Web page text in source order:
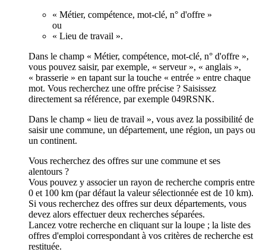
« Métier, compétence, mot-clé, n° d'offre »
ou
« Lieu de travail ».
Dans le champ « Métier, compétence, mot-clé, n° d'offre »,
vous pouvez saisir, par exemple, « serveur », « anglais »,
« brasserie » en tapant sur la touche « entrée » entre chaque
mot. Vous recherchez une offre précise ? Saisissez
directement sa référence, par exemple 049RSNK.
Dans le champ « lieu de travail », vous avez la possibilité de
saisir une commune, un département, une région, un pays ou
un continent.
Vous recherchez des offres sur une commune et ses
alentours ?
Vous pouvez y associer un rayon de recherche compris entre
0 et 100 km (par défaut la valeur sélectionnée est de 10 km).
Si vous recherchez des offres sur deux départements, vous
devez alors effectuer deux recherches séparées.
Lancez votre recherche en cliquant sur la loupe ; la liste des
offres d'emploi correspondant à vos critères de recherche est
restituée.